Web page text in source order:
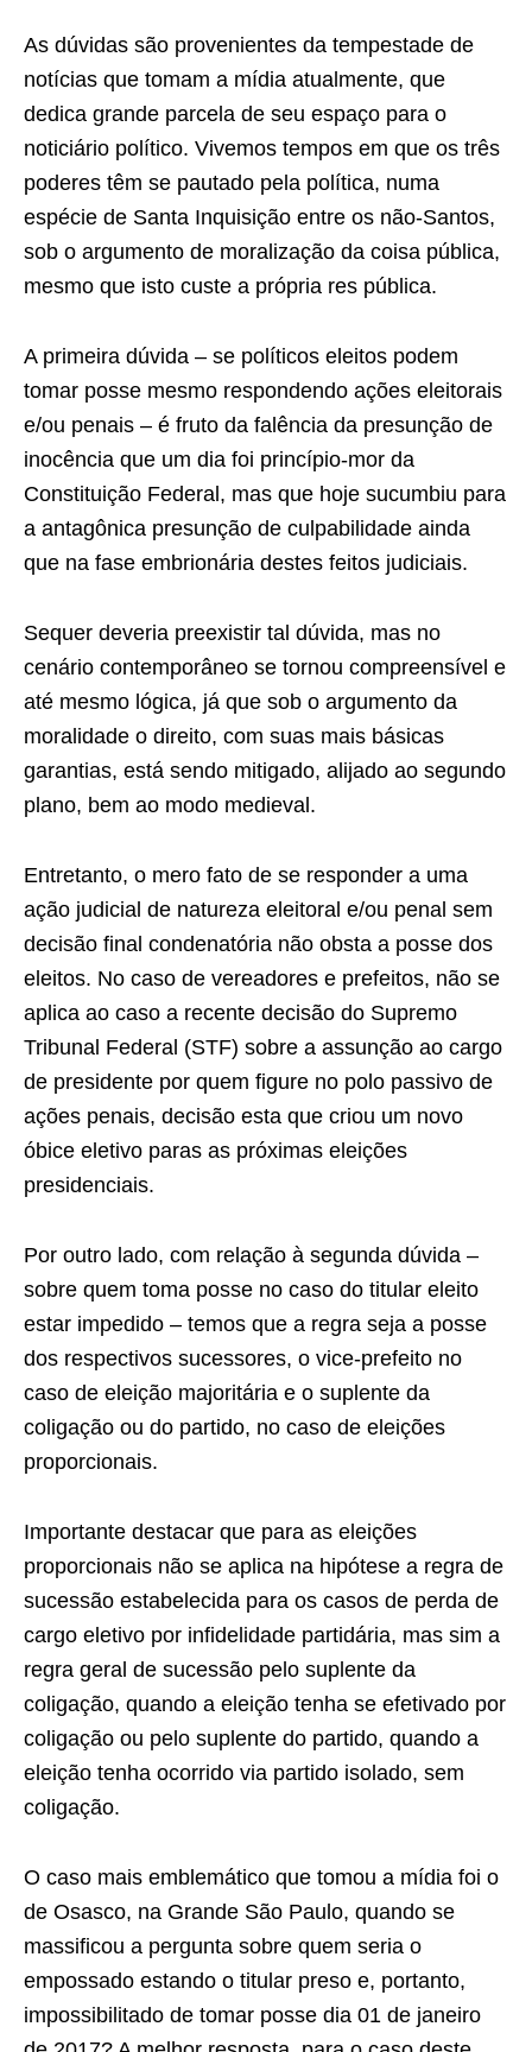
As dúvidas são provenientes da tempestade de
notícias que tomam a mídia atualmente, que
dedica grande parcela de seu espaço para o
noticiário político. Vivemos tempos em que os três
poderes têm se pautado pela política, numa
espécie de Santa Inquisição entre os não-Santos,
sob o argumento de moralização da coisa pública,
mesmo que isto custe a própria res pública.
A primeira dúvida – se políticos eleitos podem
tomar posse mesmo respondendo ações eleitorais
e/ou penais – é fruto da falência da presunção de
inocência que um dia foi princípio-mor da
Constituição Federal, mas que hoje sucumbiu para
a antagônica presunção de culpabilidade ainda
que na fase embrionária destes feitos judiciais.
Sequer deveria preexistir tal dúvida, mas no
cenário contemporâneo se tornou compreensível e
até mesmo lógica, já que sob o argumento da
moralidade o direito, com suas mais básicas
garantias, está sendo mitigado, alijado ao segundo
plano, bem ao modo medieval.
Entretanto, o mero fato de se responder a uma
ação judicial de natureza eleitoral e/ou penal sem
decisão final condenatória não obsta a posse dos
eleitos. No caso de vereadores e prefeitos, não se
aplica ao caso a recente decisão do Supremo
Tribunal Federal (STF) sobre a assunção ao cargo
de presidente por quem figure no polo passivo de
ações penais, decisão esta que criou um novo
óbice eletivo paras as próximas eleições
presidenciais.
Por outro lado, com relação à segunda dúvida –
sobre quem toma posse no caso do titular eleito
estar impedido – temos que a regra seja a posse
dos respectivos sucessores, o vice-prefeito no
caso de eleição majoritária e o suplente da
coligação ou do partido, no caso de eleições
proporcionais.
Importante destacar que para as eleições
proporcionais não se aplica na hipótese a regra de
sucessão estabelecida para os casos de perda de
cargo eletivo por infidelidade partidária, mas sim a
regra geral de sucessão pelo suplente da
coligação, quando a eleição tenha se efetivado por
coligação ou pelo suplente do partido, quando a
eleição tenha ocorrido via partido isolado, sem
coligação.
O caso mais emblemático que tomou a mídia foi o
de Osasco, na Grande São Paulo, quando se
massificou a pergunta sobre quem seria o
empossado estando o titular preso e, portanto,
impossibilitado de tomar posse dia 01 de janeiro